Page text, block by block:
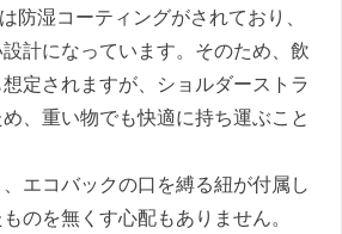
防湿コーティングがされており、
計になっています。そのため、飲
定されますが、ショルダーストラ
、重い物でも快適に持ち運ぶこと
エコバックの口を縛る紐が付属し
のを無くす心配もありません。